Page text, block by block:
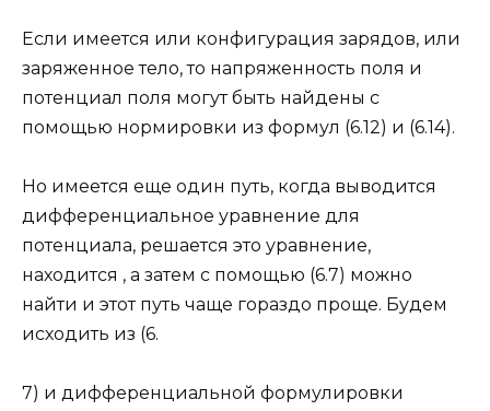
Если имеется или конфигурация зарядов, или
заряженное тело, то напряженность поля и
потенциал поля могут быть найдены с
помощью нормировки из формул (6.12) и (6.14).
Но имеется еще один путь, когда выводится
дифференциальное уравнение для
потенциала, решается это уравнение,
находится , а затем с помощью (6.7) можно
найти и этот путь чаще гораздо проще. Будем
исходить из (6.
7) и дифференциальной формулировки